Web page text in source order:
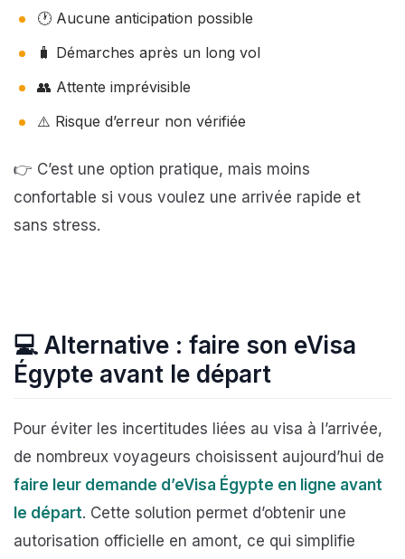
🕐 Aucune anticipation possible
🧳 Démarches après un long vol
👥 Attente imprévisible
⚠️ Risque d’erreur non vérifiée
👉 C’est une option pratique, mais moins
confortable si vous voulez une arrivée rapide et
sans stress.
💻 Alternative : faire son eVisa
Égypte avant le départ
Pour éviter les incertitudes liées au visa à l’arrivée,
de nombreux voyageurs choisissent aujourd’hui de
faire leur demande d’eVisa Égypte en ligne avant
le départ. Cette solution permet d’obtenir une
autorisation officielle en amont, ce qui simplifie